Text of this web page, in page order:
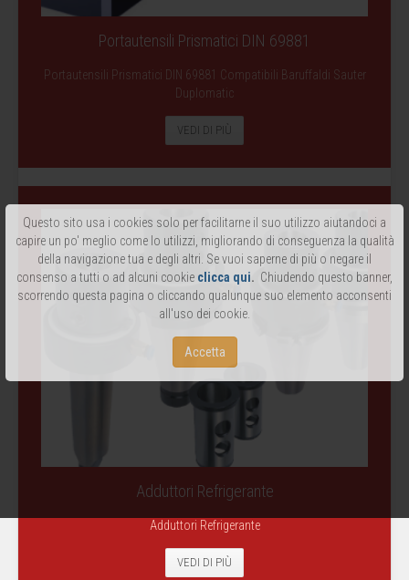
Questo sito usa i cookies solo per facilitarne il suo utilizzo aiutandoci a
capire un po' meglio come lo utilizzi, migliorando di conseguenza la qualità
della navigazione tua e degli altri. Se vuoi saperne di più o negare il
consenso a tutti o ad alcuni cookie clicca qui. Chiudendo questo banner,
scorrendo questa pagina o cliccando qualunque suo elemento acconsenti
all'uso dei cookie.
Accetta
Portautensili Prismatici DIN 69881
Portautensili Prismatici DIN 69881 Compatibili Baruffaldi Sauter
Duplomatic
VEDI DI PIÙ
Adduttori Refrigerante
Adduttori Refrigerante
VEDI DI PIÙ